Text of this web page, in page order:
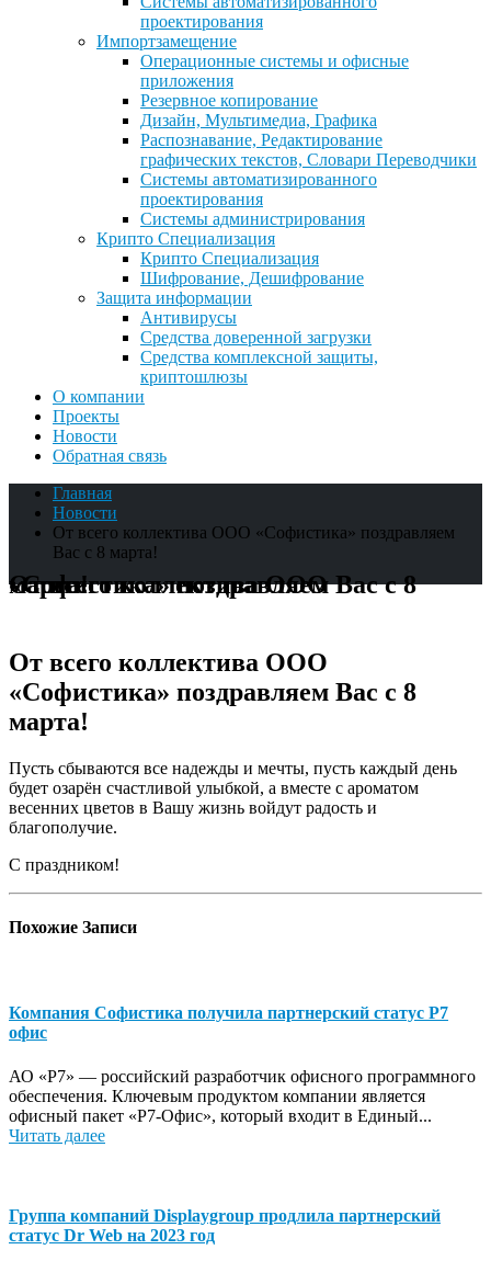
проектирования
Импортзамещение
Операционные системы и офисные
приложения
Резервное копирование
Дизайн, Мультимедиа, Графика
Распознавание, Редактирование
графических текстов, Словари Переводчики
Системы автоматизированного
проектирования
Системы администрирования
Крипто Специализация
Крипто Специализация
Шифрование, Дешифрование
Защита информации
Антивирусы
Средства доверенной загрузки
Средства комплексной защиты,
криптошлюзы
О компании
Проекты
Новости
Обратная связь
Главная
Новости
От всего коллектива ООО «Софистика» поздравляем
Вас с 8 марта!
От всего коллектива ООО «Софистика» поздравляем Вас с 8 марта!
От всего коллектива ООО
«Софистика» поздравляем Вас с 8
марта!
Пусть сбываются все надежды и мечты, пусть каждый день
будет озарён счастливой улыбкой, а вместе с ароматом
весенних цветов в Вашу жизнь войдут радость и
благополучие.
С праздником!
Похожие Записи
Компания Софистика получила партнерский статус Р7
офис
АО «Р7» — российский разработчик офисного программного
обеспечения. Ключевым продуктом компании является
офисный пакет «Р7-Офис», который входит в Единый...
Читать далее
Группа компаний Displaygroup продлила партнерский
статус Dr Web на 2023 год